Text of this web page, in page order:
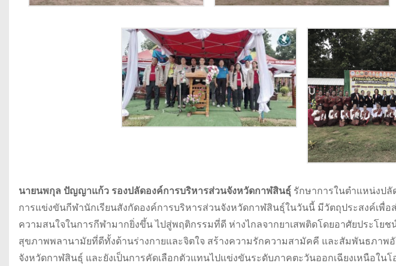
นายนพกุล ปัญญาแก้ว รองปลัดองค์การบริหารส่วนจังหวัดกาฬสินธุ์ รักษาการในตำแหน่งป
การแข่งขันกีฬานักเรียนสังกัดองค์การบริหารส่วนจังหวัดกาฬสินธุ์ในวันนี้ มีวัตถุประสงค์เพื่
ความสนใจในการกีฬามากยิ่งขึ้น ไปสู่พฤติกรรมที่ดี ห่างไกลจากยาเสพติดโดยอาศัยประโย
สุขภาพพลานามัยที่ดีทั้งด้านร่างกายและจิตใจ สร้างความรักความสามัคคี และสัมพันธภาพ
จังหวัดกาฬสินธุ์ และยังเป็นการคัดเลือกตัวแทนไปแข่งขันระดับภาคตะวันออกเฉียงเหนือใ